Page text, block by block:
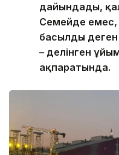
дайындады,
Семейде емес,
басылды деген
– делінген
ақпаратында.